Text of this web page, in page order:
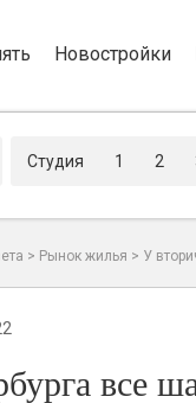
Новостройки
Студия 1 2
> Рынок жилья > У
все